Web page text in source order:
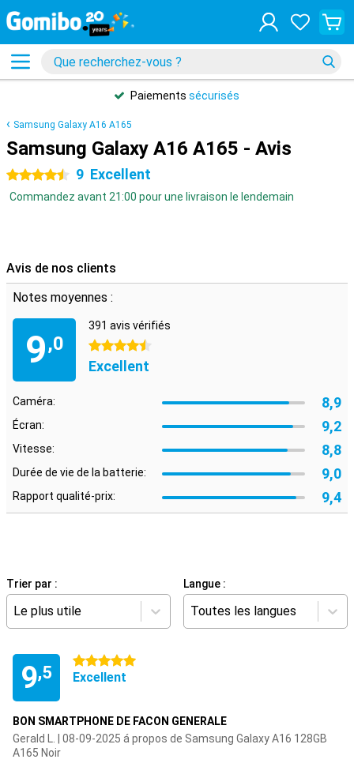
Paiements sécurisés
Samsung Galaxy A16 A165
Samsung Galaxy A16 A165 - Avis
4.5 étoiles 9 Excellent
Commandez avant 21:00 pour une livraison le lendemain
Avis de nos clients
Notes moyennes :
9,0
391 avis vérifiés
4.5 étoiles
Excellent
Caméra: 8,9
Écran: 9,2
Vitesse: 8,8
Durée de vie de la batterie: 9,0
Rapport qualité-prix: 9,4
Trier par :
Le plus utile
Langue :
Toutes les langues
9,5
5 étoiles
Excellent
BON SMARTPHONE DE FACON GENERALE
Gerald L. | 08-09-2025 á propos de Samsung Galaxy A16 128GB
A165 Noir